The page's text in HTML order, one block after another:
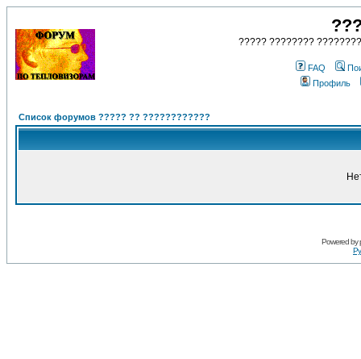
????? ????????
FAQ
Профиль
Список форумов ????? ?? ????????????
Powered by